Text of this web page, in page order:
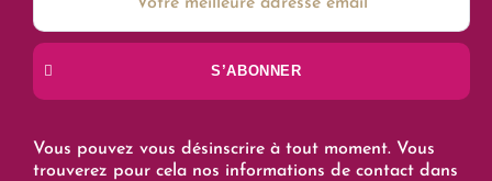
S’ABONNER
Vous pouvez vous désinscrire à tout moment. Vous
trouverez pour cela nos informations de contact dans